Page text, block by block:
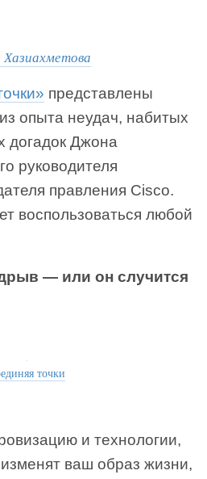
представлены
опыта неудач, набитых
догадок Джона
руководителя
правления Cisco.
воспользоваться любой
— или он случится
точки
и технологии,
ваш образ жизни,